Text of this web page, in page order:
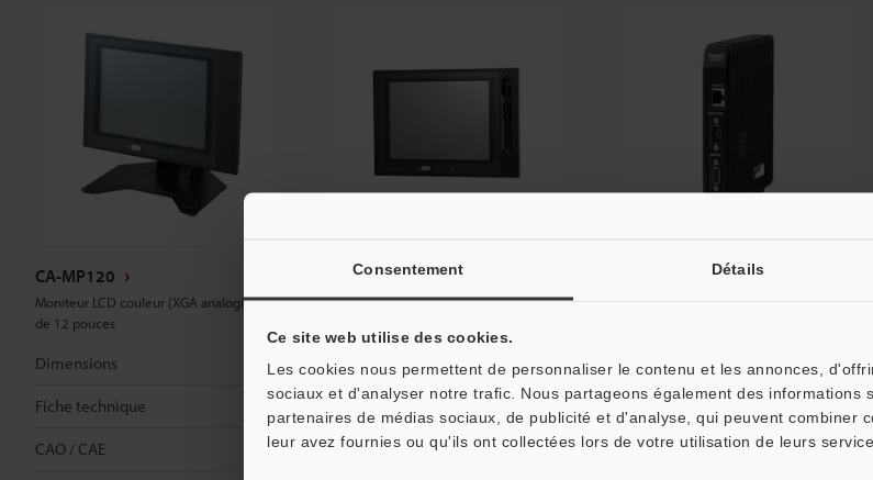
Consentement Détails
Ce site web utilise des cookies.
Les cookies nous permettent de personnaliser le contenu et les annonces,
sociaux et d'analyser notre trafic. Nous partageons également des informations
partenaires de médias sociaux, de publicité et d'analyse, qui peuvent combiner
leur avez fournies ou qu'ils ont collectées lors de votre utilisation de leurs
CA-MP120
Moniteur LCD couleur (XGA analogique)
de 12 pouces
Dimensions
Fiche technique
CAO / CAE
CA-MP120T
Moniteur LCD tactile mulitpoint de 12
Dimensions
Fiche technique
CAO / CAE
Fiche technique
CAO / CAE